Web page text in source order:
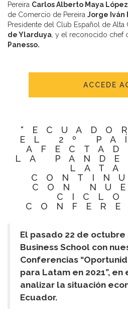
Pereira Carlos Alberto Maya López
de Comercio de Pereira Jorge Iván
Presidente del Club Español de Alta
de Ylarduya, y el reconocido chef
Panesso.
ACCEDE
EL 2º
LA
CON
El pasado 22 de octubre
Business School con
Conferencias
para Latam en 2021”,
analizar la situación
Ecuador.